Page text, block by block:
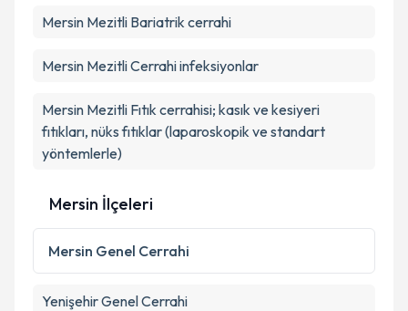
Mersin Mezitli Bariatrik cerrahi
Mersin Mezitli Cerrahi infeksiyonlar
Mersin Mezitli Fıtık cerrahisi; kasık ve kesiyeri
fıtıkları, nüks fıtıklar (laparoskopik ve standart
yöntemlerle)
Mersin İlçeleri
Mersin Genel Cerrahi
YenişehirGenel Cerrahi